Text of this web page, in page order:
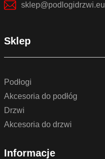
sklep@podlogidrzwi.eu
Sklep
Podłogi
Akcesoria do podłóg
Drzwi
Akcesoria do drzwi
Informacje